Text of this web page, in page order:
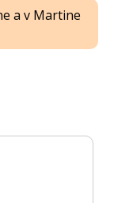
a v Martine